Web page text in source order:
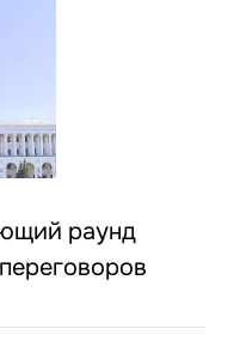
раунд